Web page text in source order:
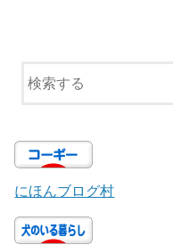
にほんブログ村